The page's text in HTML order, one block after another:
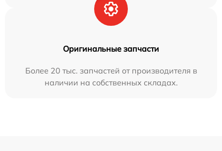
Оригинальные запчасти
Более 20 тыс. запчастей от производителя в
наличии на собственных складах.